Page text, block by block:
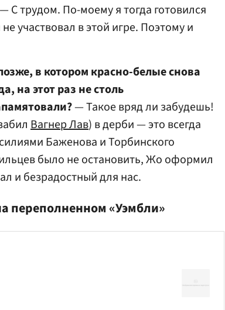
— С трудом. По-моему я тогда готовился
участвовал в этой игре. Поэтому и
в котором красно-белые снова
на этот раз не столь
— Такое вряд ли забудешь!
Вагнер Лав) в дерби — это всегда
Баженова и Торбинского
было не остановить, Жо оформил
и безрадостный для нас.
переполненном «Уэмбли»